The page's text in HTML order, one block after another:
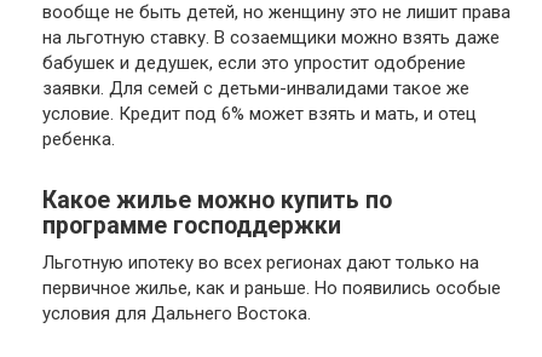
вообще не быть детей, но женщину это не лишит права
на льготную ставку. В созаемщики можно взять даже
бабушек и дедушек, если это упростит одобрение
заявки. Для семей с детьми-инвалидами такое же
условие. Кредит под 6% может взять и мать, и отец
ребенка.
Какое жилье можно купить по
программе господдержки
Льготную ипотеку во всех регионах дают только на
первичное жилье, как и раньше. Но появились особые
условия для Дальнего Востока.